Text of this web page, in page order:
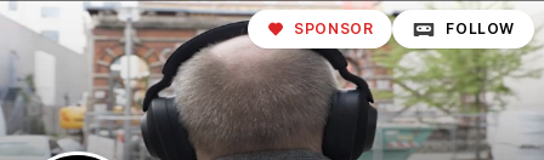
SPONSOR FOLLOW